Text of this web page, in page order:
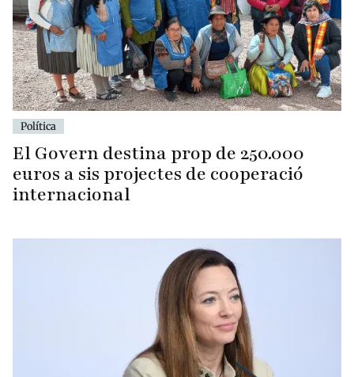
Política
El Govern destina prop de 250.000
euros a sis projectes de cooperació
internacional